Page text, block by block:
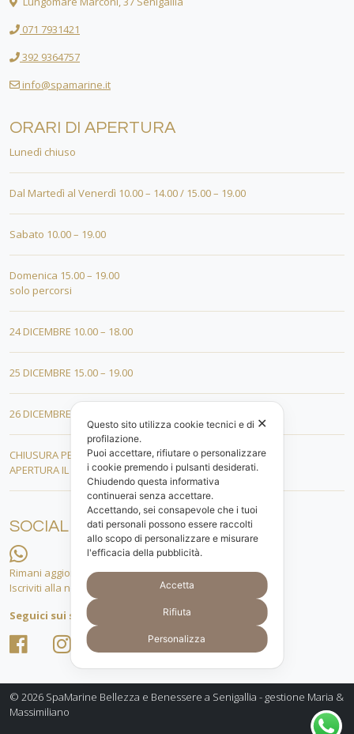
071 7931421
392 9364757
info@spamarine.it
ORARI DI APERTURA
Lunedì chiuso
Dal Martedì al Venerdì 10.00 – 14.00 / 15.00 – 19.00
Sabato 10.00 – 19.00
Domenica 15.00 – 19.00
solo percorsi
24 DICEMBRE 10.00 – 18.00
25 DICEMBRE 15.00 – 19.00
26 DICEMBRE 15.00 – 19.00
CHIUSURA PER FERIE DAL 01 AL 19 GENNAIO
APERTURA IL 20 GENNAIO 2026
SOCIAL
Rimani aggiornato.
Iscriviti alla nostra lista whatsapp!
Seguici sui social
© 2026 SpaMarine Bellezza e Benessere a Senigallia - gestione Maria &
Massimiliano
✕
Questo sito utilizza cookie tecnici e di
profilazione.
Puoi accettare, rifiutare o personalizzare
i cookie premendo i pulsanti desiderati.
Chiudendo questa informativa
continuerai senza accettare.
Accettando, sei consapevole che i tuoi
dati personali possono essere raccolti
allo scopo di personalizzare e misurare
l'efficacia della pubblicità.
Accetta
Rifiuta
Personalizza